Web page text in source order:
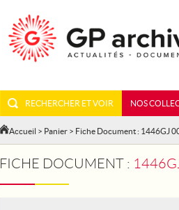
RECHERCHER ET VOIR NOS
Accueil > Panier > Fiche Document : 1446GJ
FICHE DOCUMENT :